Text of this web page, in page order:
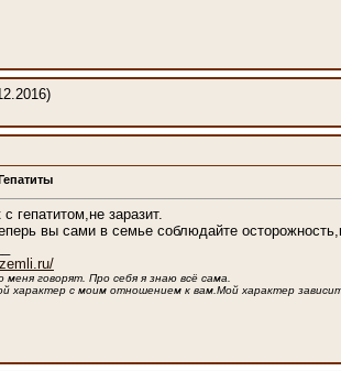
гепатитом,не заразит.
вы сами в семье соблюдайте
меня говорят. Про себя я знаю всё сама.
характер с моим отношением к вам.Мой характер